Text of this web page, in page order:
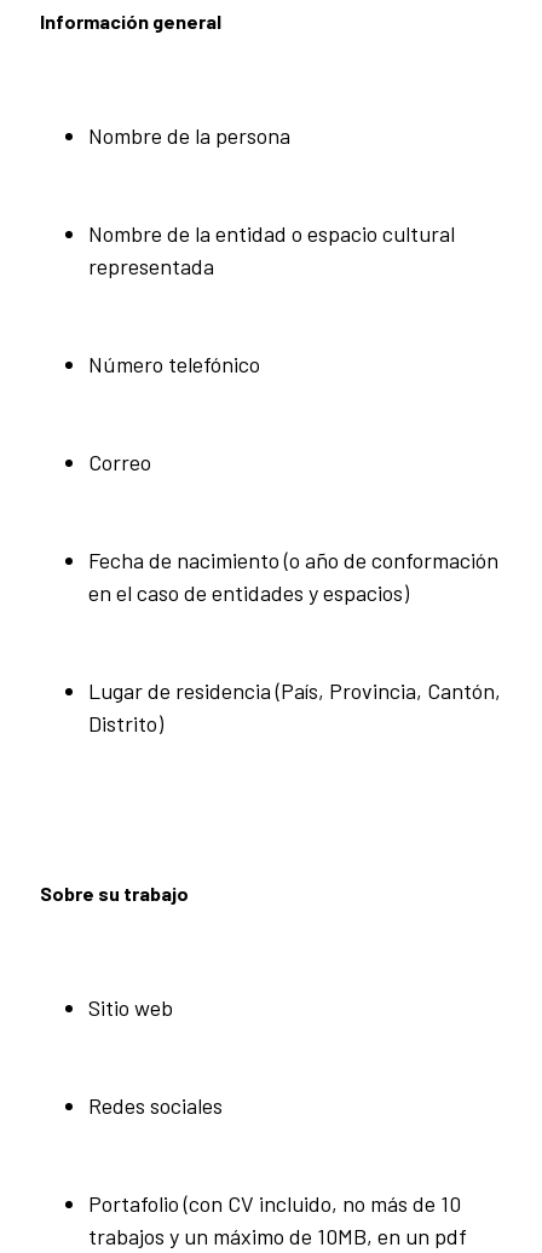
Información general
Nombre de la persona
Nombre de la entidad o espacio cultural
representada
Número telefónico
Correo
Fecha de nacimiento (o año de conformación
en el caso de entidades y espacios)
Lugar de residencia (País, Provincia, Cantón,
Distrito)
Sobre su trabajo
Sitio web
Redes sociales
Portafolio (con CV incluido, no más de 10
trabajos y un máximo de 10MB, en un pdf